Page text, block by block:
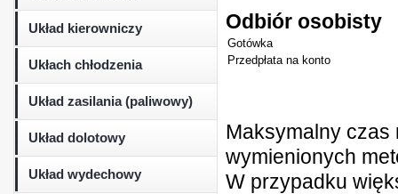
Układ kierowniczy
Ukłach chłodzenia
Układ zasilania (paliwowy)
Układ dolotowy
Układ wydechowy
Odbiór osobisty
Gotówka
Przedpłata na konto
Maksymalny czas
wymienionych
W przypadku